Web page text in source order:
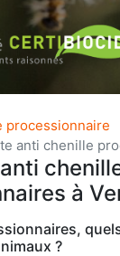
processionnaire
anti chenille
à
?